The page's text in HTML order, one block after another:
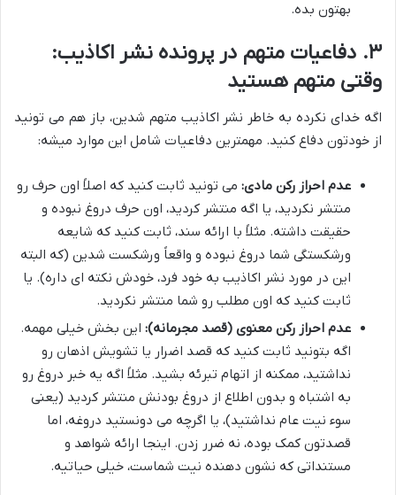
بهتون بده.
۳. دفاعیات متهم در پرونده نشر اکاذیب:
وقتی متهم هستید
اگه خدای نکرده به خاطر نشر اکاذیب متهم شدین، باز هم می تونید
از خودتون دفاع کنید. مهمترین دفاعیات شامل این موارد میشه:
عدم احراز رکن مادی: می تونید ثابت کنید که اصلاً اون حرف رو
منتشر نکردید، یا اگه منتشر کردید، اون حرف دروغ نبوده و
حقیقت داشته. مثلاً با ارائه سند، ثابت کنید که شایعه
ورشکستگی شما دروغ نبوده و واقعاً ورشکست شدین (که البته
این در مورد نشر اکاذیب به خود فرد، خودش نکته ای داره). یا
ثابت کنید که اون مطلب رو شما منتشر نکردید.
عدم احراز رکن معنوی (قصد مجرمانه): این بخش خیلی مهمه.
اگه بتونید ثابت کنید که قصد اضرار یا تشویش اذهان رو
نداشتید، ممکنه از اتهام تبرئه بشید. مثلاً اگه یه خبر دروغ رو
به اشتباه و بدون اطلاع از دروغ بودنش منتشر کردید (یعنی
سوء نیت عام نداشتید)، یا اگرچه می دونستید دروغه، اما
قصدتون کمک بوده، نه ضرر زدن. اینجا ارائه شواهد و
مستنداتی که نشون دهنده نیت شماست، خیلی حیاتیه.